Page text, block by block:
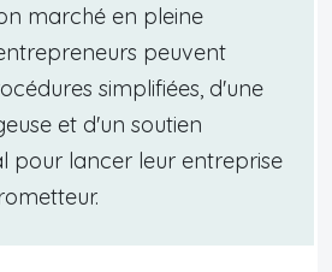
marché en pleine
peuvent
simplifiées, d'une
et d'un soutien
pour lancer leur entreprise